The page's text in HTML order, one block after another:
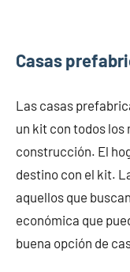
Casas
Las casas
un kit con todos los
construcción. El
destino con el kit.
aquellos que
económica que
buena opción de